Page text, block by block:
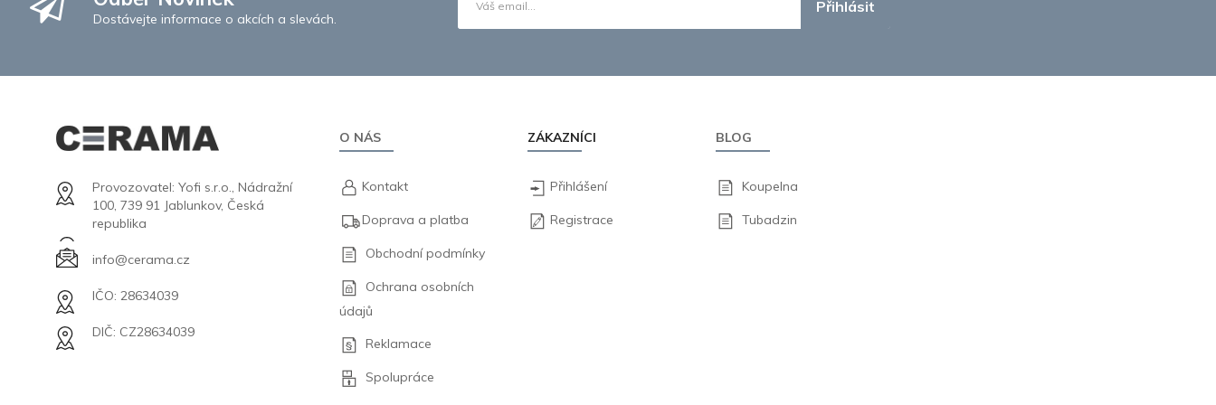
Dostávejte informace o akcích a slevách.
Přihlásit
Provozovatel: Yofi s.r.o., Nádražní
100, 739 91 Jablunkov, Česká
republika
info@cerama.cz
IČO: 28634039
DIČ: CZ28634039
O NÁS
Kontakt
Doprava a platba
Obchodní podmínky
Ochrana osobních
údajů
Reklamace
Spolupráce
ZÁKAZNÍCI
Přihlášení
Registrace
BLOG
Koupelna
Tubadzin